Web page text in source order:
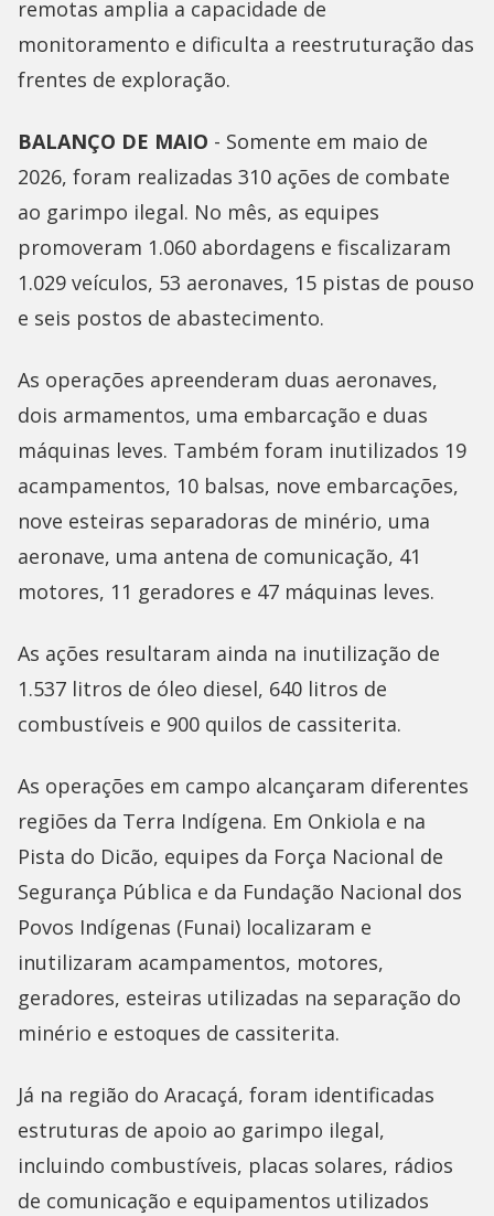
remotas amplia a capacidade de
monitoramento e dificulta a reestruturação das
frentes de exploração.
BALANÇO DE MAIO - Somente em maio de
2026, foram realizadas 310 ações de combate
ao garimpo ilegal. No mês, as equipes
promoveram 1.060 abordagens e fiscalizaram
1.029 veículos, 53 aeronaves, 15 pistas de pouso
e seis postos de abastecimento.
As operações apreenderam duas aeronaves,
dois armamentos, uma embarcação e duas
máquinas leves. Também foram inutilizados 19
acampamentos, 10 balsas, nove embarcações,
nove esteiras separadoras de minério, uma
aeronave, uma antena de comunicação, 41
motores, 11 geradores e 47 máquinas leves.
As ações resultaram ainda na inutilização de
1.537 litros de óleo diesel, 640 litros de
combustíveis e 900 quilos de cassiterita.
As operações em campo alcançaram diferentes
regiões da Terra Indígena. Em Onkiola e na
Pista do Dicão, equipes da Força Nacional de
Segurança Pública e da Fundação Nacional dos
Povos Indígenas (Funai) localizaram e
inutilizaram acampamentos, motores,
geradores, esteiras utilizadas na separação do
minério e estoques de cassiterita.
Já na região do Aracaçá, foram identificadas
estruturas de apoio ao garimpo ilegal,
incluindo combustíveis, placas solares, rádios
de comunicação e equipamentos utilizados